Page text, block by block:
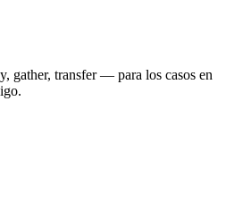
gather, transfer — para los casos en